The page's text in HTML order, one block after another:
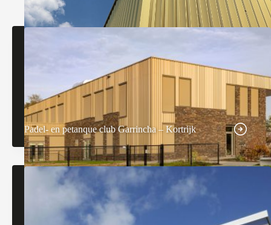
Padel- en petanque club Garrincha – Kortrijk